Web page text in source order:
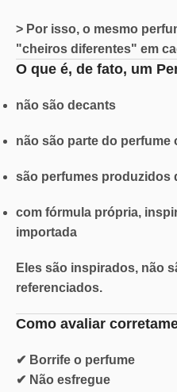
> Por isso, o mesmo
"cheiros diferentes" em
O que é, de fato, um
não são decants
não são parte do perfume
são perfumes produzidos
com fórmula própria,
importada
Eles são inspirados, não
referenciados.
Como avaliar
✔ Borrife o perfume
✔ Não esfregue